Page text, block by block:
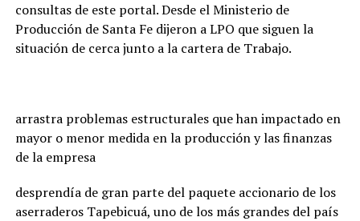
consultas de este portal. Desde el Ministerio de
Producción de Santa Fe dijeron a LPO que siguen la
situación de cerca junto a la cartera de Trabajo.
arrastra problemas estructurales que han impactado en
mayor o menor medida en la producción y las finanzas
de la empresa
desprendía de gran parte del paquete accionario de los
aserraderos Tapebicuá, uno de los más grandes del país